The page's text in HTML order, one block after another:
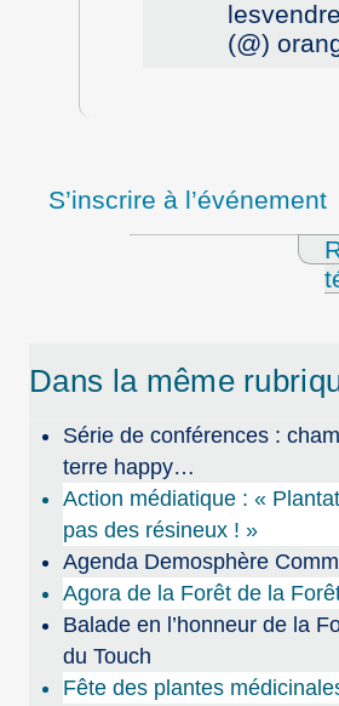
(@)
S’inscrire à l’événement
Dans la même
Série de conférences :
terre happy…
Action médiatique : «
pas des résineux ! »
Agenda Demosphère
Agora de la Forêt de la
Balade en l’honneur de la
du Touch
Fête des plantes